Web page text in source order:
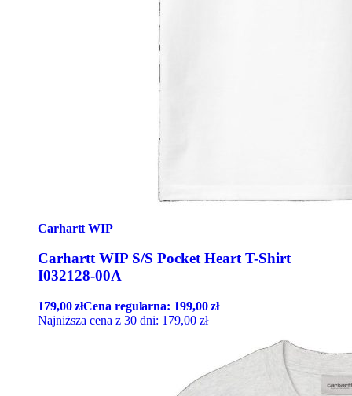
Carhartt WIP
Carhartt WIP S/S Pocket Heart T-Shirt
I032128-00A
179,00złCena regularna: 199,00zł
Najniższa cena z 30 dni: 179,00 zł